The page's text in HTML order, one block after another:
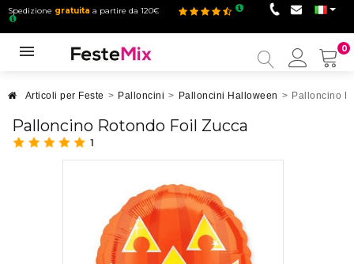
Spedizione gratuita a partire da 120€
0
mio
Articoli per Feste > Palloncini > Palloncini Halloween > Palloncino
Palloncino Rotondo Foil Zucca
1